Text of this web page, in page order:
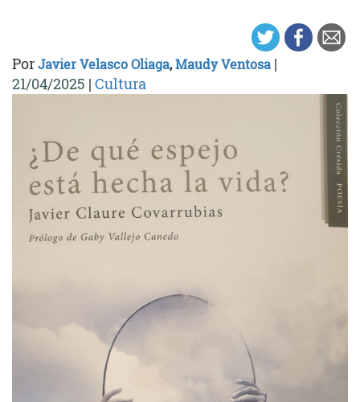
PorJavier Velasco Oliaga,Maudy Ventosa |
21/04/2025 | Cultura